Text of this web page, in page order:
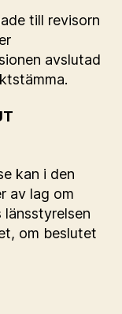
till revisorn
avslutad
kan i den
av lag om
om beslutet